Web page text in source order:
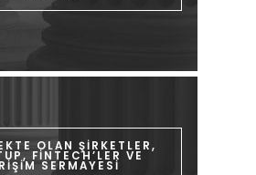
OLAN ŞİRKETLER,
FİNTECH’LER VE
SERMAYESİ